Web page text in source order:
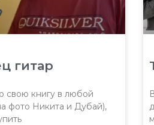
гитар
свою книгу в любой
фото Никита и Дубай),